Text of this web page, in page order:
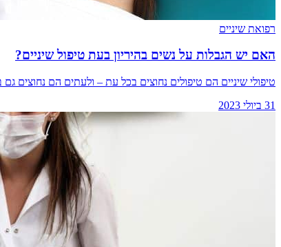
רפואת שיניים
האם יש הגבלות על נשים בהיריון בעת טיפול שיניים?
טיפולי שיניים הם טיפולים נחוצים בכל עת – ולעתים הם נחוצים
31 ביולי 2023